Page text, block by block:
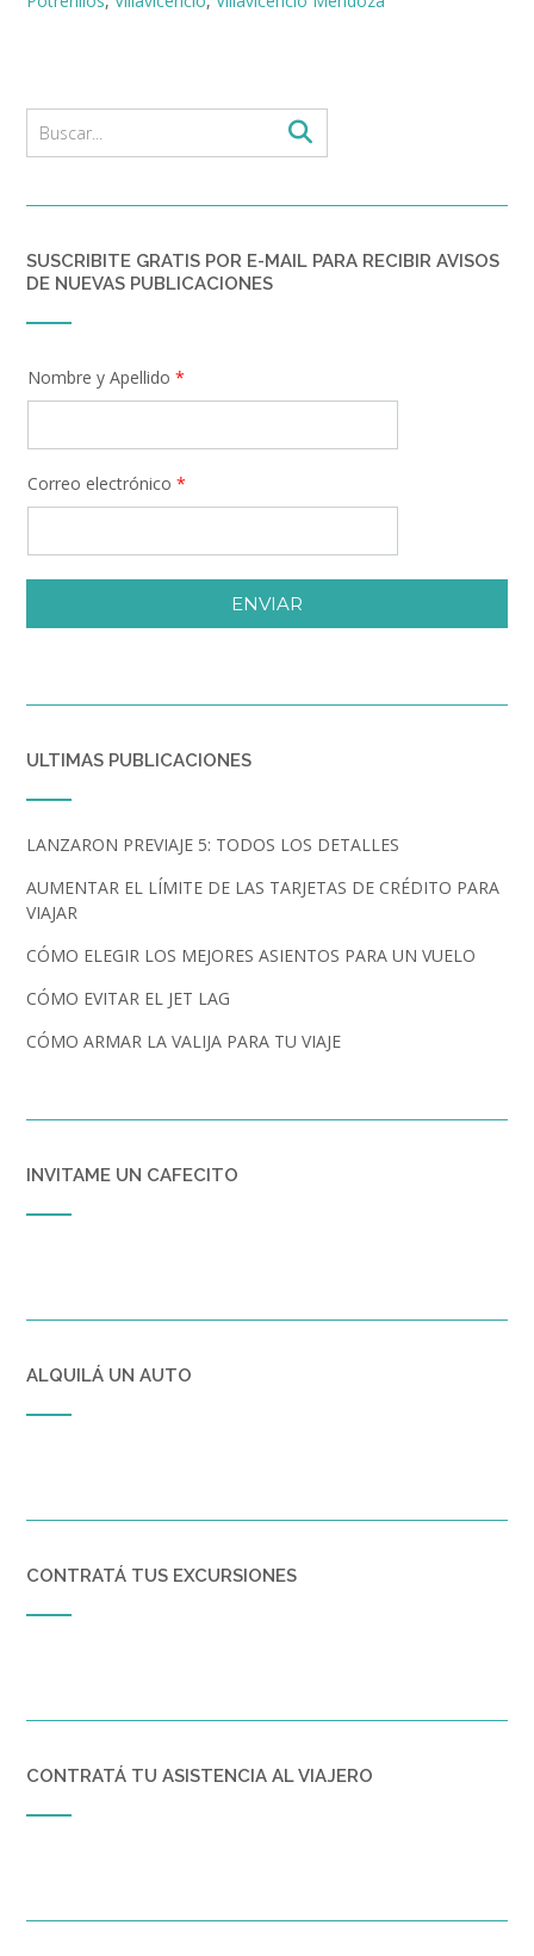
SUSCRIBITE GRATIS POR E-MAIL PARA RECIBIR AVISOS
DE NUEVAS PUBLICACIONES
Nombre y Apellido *
Correo electrónico *
ENVIAR
ULTIMAS PUBLICACIONES
LANZARON PREVIAJE 5: TODOS LOS DETALLES
AUMENTAR EL LÍMITE DE LAS TARJETAS DE CRÉDITO PARA
VIAJAR
CÓMO ELEGIR LOS MEJORES ASIENTOS PARA UN VUELO
CÓMO EVITAR EL JET LAG
CÓMO ARMAR LA VALIJA PARA TU VIAJE
INVITAME UN CAFECITO
ALQUILÁ UN AUTO
CONTRATÁ TUS EXCURSIONES
CONTRATÁ TU ASISTENCIA AL VIAJERO